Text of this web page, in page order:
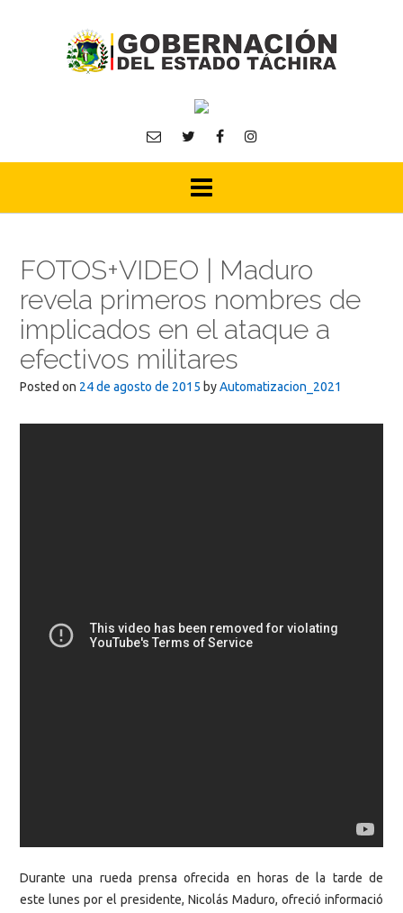
FOTOS+VIDEO | Maduro
revela primeros nombres de
implicados en el ataque a
efectivos militares
Posted on 24 de agosto de 2015 byAutomatizacion_2021
Durante una rueda prensa ofrecida en horas de la tarde de
este lunes por el presidente, Nicolás Maduro, ofreció informació